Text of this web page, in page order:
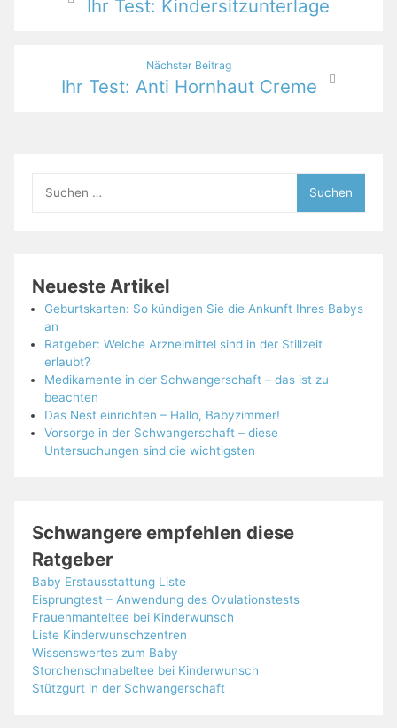
Ihr Test: Kindersitzunterlage
Nächster Beitrag
Ihr Test: Anti Hornhaut Creme
nach:
Neueste Artikel
Geburtskarten: So kündigen Sie die Ankunft Ihres Babys
an
Ratgeber: Welche Arzneimittel sind in der Stillzeit
erlaubt?
Medikamente in der Schwangerschaft – das ist zu
beachten
Das Nest einrichten – Hallo, Babyzimmer!
Vorsorge in der Schwangerschaft – diese
Untersuchungen sind die wichtigsten
Schwangere empfehlen diese
Ratgeber
Baby Erstausstattung Liste
Eisprungtest – Anwendung des Ovulationstests
Frauenmanteltee bei Kinderwunsch
Liste Kinderwunschzentren
Wissenswertes zum Baby
Storchenschnabeltee bei Kinderwunsch
Stützgurt in der Schwangerschaft